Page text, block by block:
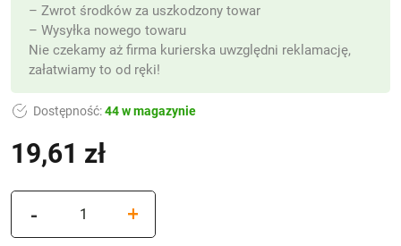
19,61 zł
Dostępność:44 w magazynie
– Zwrot środków za uszkodzony towar
– Wysyłka nowego towaru
Nie czekamy aż firma kurierska uwzględni reklamację,
załatwiamy to od ręki!
-
ZNICZ
+